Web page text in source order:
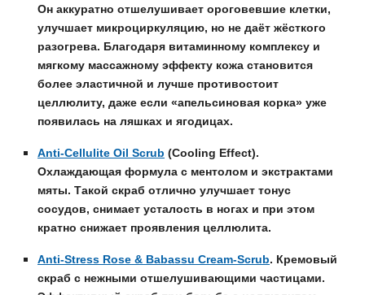
Он аккуратно отшелушивает ороговевшие клетки,
улучшает микроциркуляцию, но не даёт жёсткого
разогрева. Благодаря витаминному комплексу и
мягкому массажному эффекту кожа становится
более эластичной и лучше противостоит
целлюлиту, даже если «апельсиновая корка» уже
появилась на ляшках и ягодицах.
Anti-Cellulite Oil Scrub (Cooling Effect).
Охлаждающая формула с ментолом и экстрактами
мяты. Такой скраб отлично улучшает тонус
сосудов, снимает усталость в ногах и при этом
кратно снижает проявления целлюлита.
Anti-Stress Rose & Babassu Cream-Scrub. Кремовый
скраб с нежными отшелушивающими частицами.